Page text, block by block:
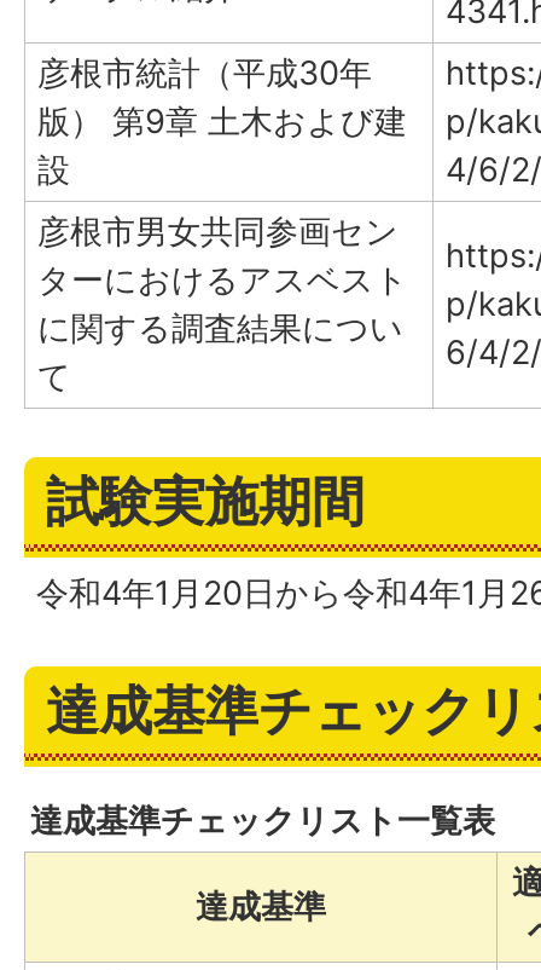
彦根市統計（平成30年
版） 第9章 土木および建
設
p/
4/6/
彦根市男女共同参画セン
ターにおけるアスベスト
に関する調査結果につい
て
p/
6/4/
試験実施期間
令和4年1月20日から令和4年1月
達成基準チェック
達成基準チェックリスト一覧表
達成基準